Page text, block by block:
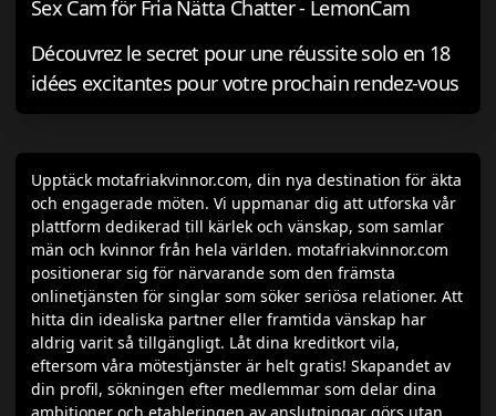
Sex Cam för Fria Nätta Chatter - LemonCam
Découvrez le secret pour une réussite solo en 18
idées excitantes pour votre prochain rendez-vous
Upptäck motafriakvinnor.com, din nya destination för äkta
och engagerade möten. Vi uppmanar dig att utforska vår
plattform dedikerad till kärlek och vänskap, som samlar
män och kvinnor från hela världen. motafriakvinnor.com
positionerar sig för närvarande som den främsta
onlinetjänsten för singlar som söker seriösa relationer. Att
hitta din idealiska partner eller framtida vänskap har
aldrig varit så tillgängligt. Låt dina kreditkort vila,
eftersom våra mötestjänster är helt gratis! Skapandet av
din profil, sökningen efter medlemmar som delar dina